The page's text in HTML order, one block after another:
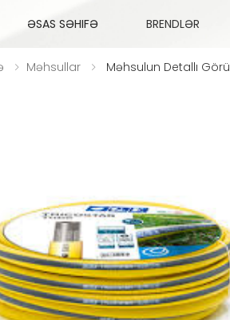
ƏSAS SƏHIFƏ BRENDLƏR
Məhsullar Məhsulun Detallı